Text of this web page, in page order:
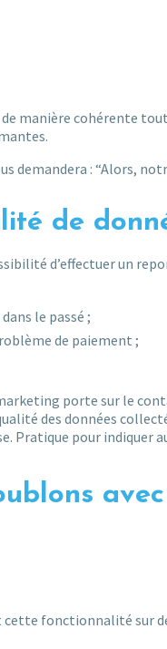
manière cohérente
: “Alors,
de
d’effectuer un
le passé ;
de paiement ;
porte sur le
des données
Pratique pour indiquer
fonctionnalité sur